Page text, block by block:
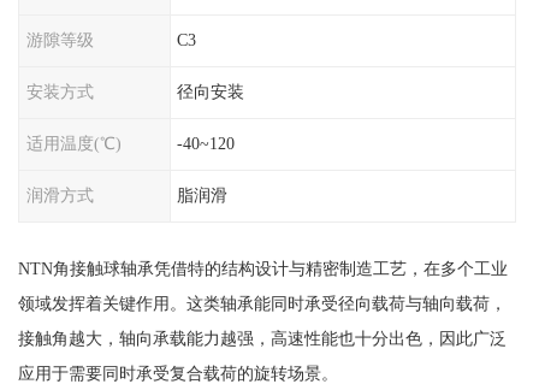
游隙等级 C3
安装方式 径向安装
适用温度(℃) -40~120
润滑方式 脂润滑
NTN角接触球轴承凭借特的结构设计与精密制造工艺，在多个工业
领域发挥着关键作用。这类轴承能同时承受径向载荷与轴向载荷，
接触角越大，轴向承载能力越强，高速性能也十分出色，因此广泛
应用于需要同时承受复合载荷的旋转场景。